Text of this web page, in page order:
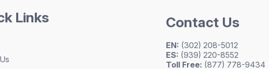
Links Contact Us
EN: (302) 208-5012
ES: (939) 220-8552
Toll Free: (877) 778-9434